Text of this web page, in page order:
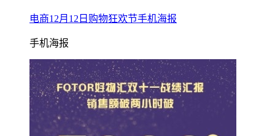
电商12月12日购物狂欢节手机海报
手机海报